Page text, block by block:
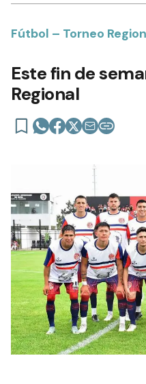
Fútbol – Torneo
Este fin de
Regional